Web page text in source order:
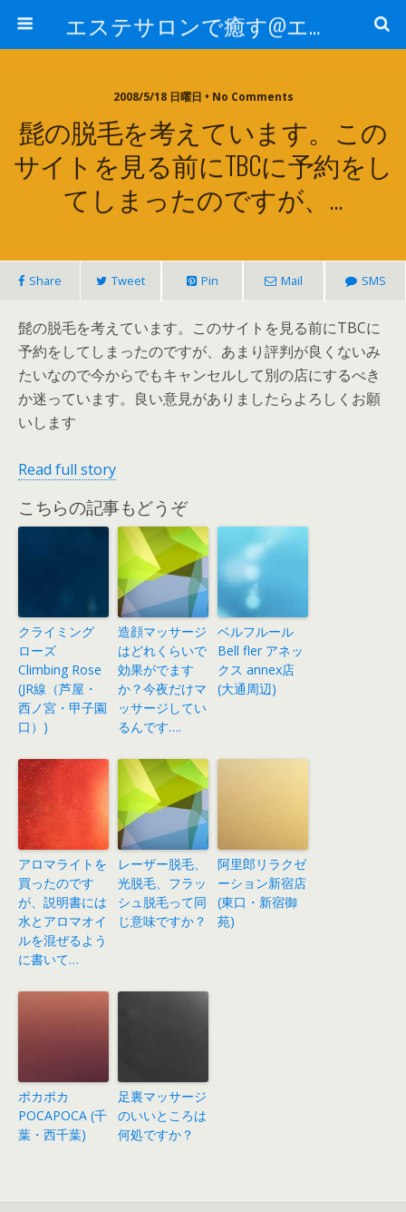
エステサロンで癒す@エステ～全国エステ情報
2008/5/18 日曜日 • No Comments
髭の脱毛を考えています。この
サイトを見る前にTBCに予約をし
てしまったのですが、…
Share Tweet Pin Mail SMS
髭の脱毛を考えています。このサイトを見る前にTBCに
予約をしてしまったのですが、あまり評判が良くないみ
たいなので今からでもキャンセルして別の店にするべき
か迷っています。良い意見がありましたらよろしくお願
いします
Read full story
こちらの記事もどうぞ
クライミング
ローズ
Climbing Rose
(JR線（芦屋・
西ノ宮・甲子園
口）)
造顔マッサージ
はどれくらいで
効果がでます
か？今夜だけマ
ッサージしてい
るんです….
ベルフルール
Bell fler アネッ
クス annex店
(大通周辺)
アロマライトを
買ったのです
が、説明書には
水とアロマオイ
ルを混ぜるよう
に書いて…
レーザー脱毛、
光脱毛、フラッ
シュ脱毛って同
じ意味ですか？
阿里郎リラクゼ
ーション新宿店
(東口・新宿御
苑)
ポカポカ
POCAPOCA (千
葉・西千葉)
足裏マッサージ
のいいところは
何処ですか？